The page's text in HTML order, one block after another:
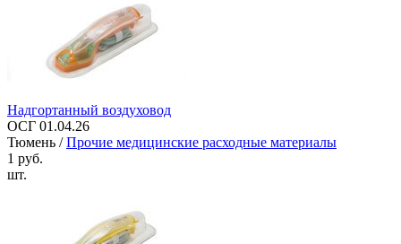
Надгортанный воздуховод
ОСГ 01.04.26
Тюмень /Прочие медицинские расходные материалы
1 руб.
шт.